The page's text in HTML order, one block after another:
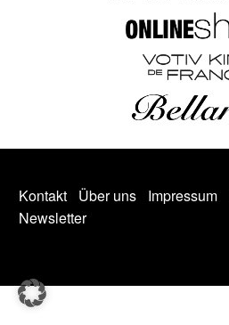
Kontakt Über uns Impressum
Newsletter